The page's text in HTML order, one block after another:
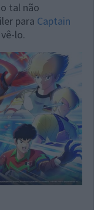
tal não
para Captain
lo.